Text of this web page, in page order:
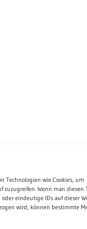
Technologien wie Cookies, um
Wenn man diesen
eindeutige IDs auf dieser
wird, können bestimmte